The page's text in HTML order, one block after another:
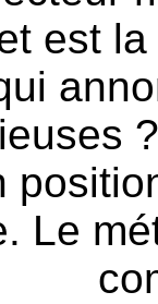
est
Le